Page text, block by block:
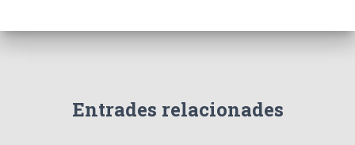
Entrades relacionades